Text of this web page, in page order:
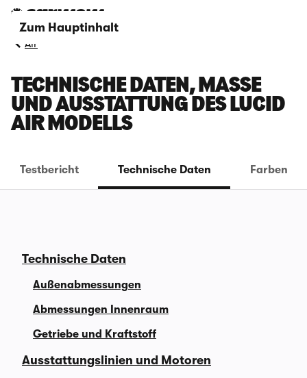
Zum Hauptinhalt
Air
TECHNISCHE DATEN, MASSE U
ND AUSSTATTUNG DES LUCID A
IR MODELLS
Testbericht Technische Daten Farben
Technische Daten
Außenabmessungen
Abmessungen Innenraum
Getriebe und Kraftstoff
Ausstattungslinien und Motoren